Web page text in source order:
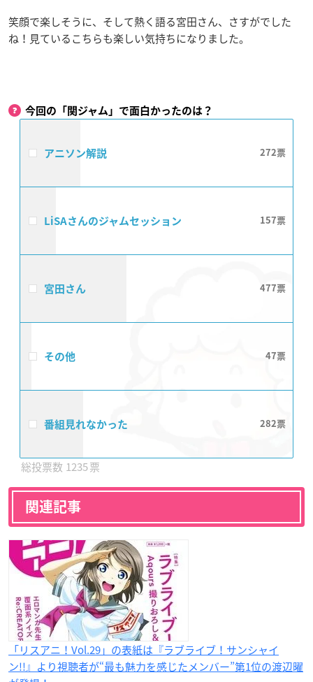
笑顔で楽しそうに、そして熱く語る宮田さん、さすがでした
ね！見ているこちらも楽しい気持ちになりました。
今回の「関ジャム」で面白かったのは？
アニソン解説 272
LiSAさんのジャムセッション 157
宮田さん 477
その他 47
番組見れなかった 282
1235
関連記事
「リスアニ！Vol.29」の表紙は『ラブライブ！サンシャイ
ン!!』より視聴者が“最も魅力を感じたメンバー”第1位の渡辺曜